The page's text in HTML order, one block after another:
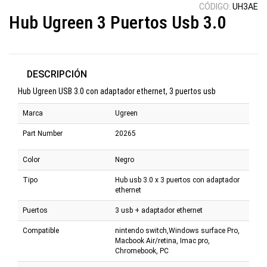
CÓDIGO: UH3AE
Hub Ugreen 3 Puertos Usb 3.0
DESCRIPCIÓN
Hub Ugreen USB 3.0 con adaptador ethernet, 3 puertos usb
Marca Ugreen
Part Number 20265
Color Negro
Tipo
Hub usb 3.0 x 3 puertos con adaptador
ethernet
Puertos 3 usb + adaptador ethernet
Compatible
nintendo switch,Windows surface Pro,
Macbook Air/retina, Imac pro,
Chromebook, PC